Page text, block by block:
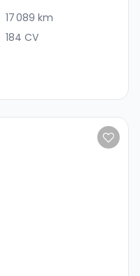
17 089 km
184 CV